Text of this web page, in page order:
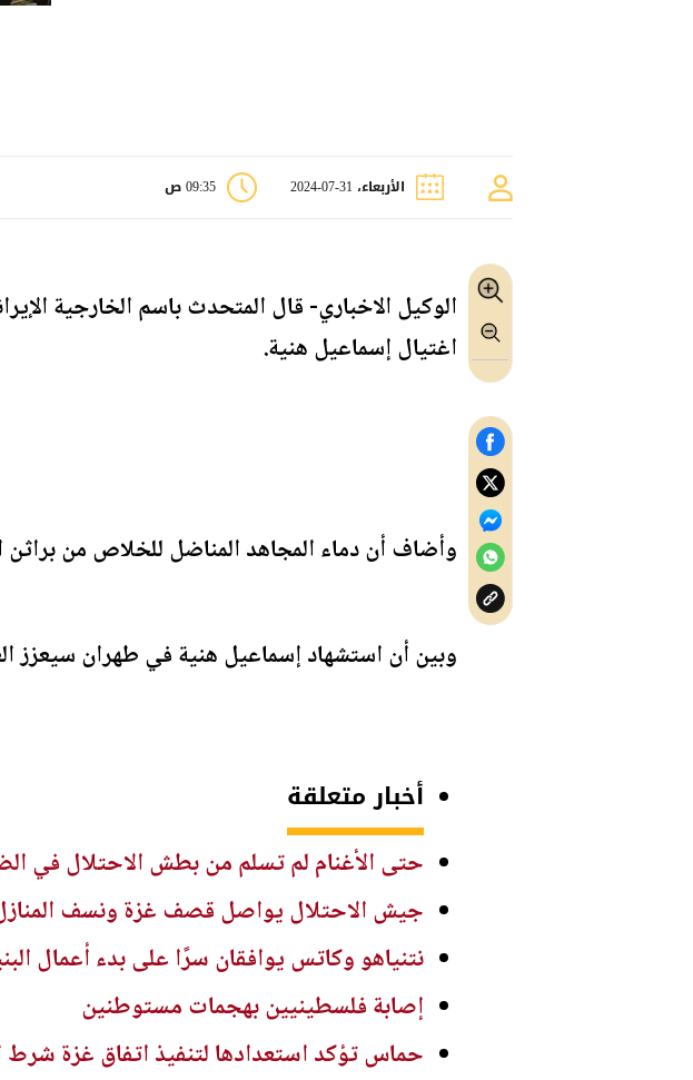
الأربعاء، 31-07-2024 09:35 ص
الوكيل الاخباري- قال المتحدث باسم الخارجية
اغتيال إسماعيل هنية.
وأضاف أن دماء المجاهد المناضل للخلاص من براثن
وبين أن استشهاد إسماعيل هنية في طهران سيعزز
أخبار متعلقة
حتى الأغنام لم تسلم من بطش الاحتلال في
جيش الاحتلال يواصل قصف غزة ونسف
نتنياهو وكاتس يوافقان سرًا على بدء أعمال
إصابة فلسطينيين بهجمات مستوطنين
حماس تؤكد استعدادها لتنفيذ اتفاق غزة شرط